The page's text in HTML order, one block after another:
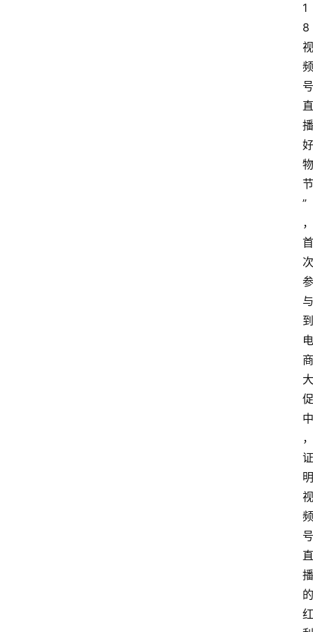
1
8
视
频
号
直
播
好
物
节
”
，
首
次
参
与
到
电
商
大
促
中
，
证
明
视
频
号
直
播
的
红